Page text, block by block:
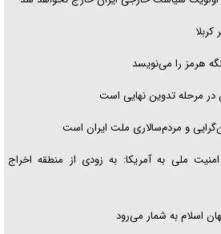
هرمز را می‌نویسد
در مرحله تدوین نهایی است
و مردم‌سالاری ملت ایران است
ملی به آمریکا: به زودی از منطقه اخراج
اسلام به شمار می‌رود